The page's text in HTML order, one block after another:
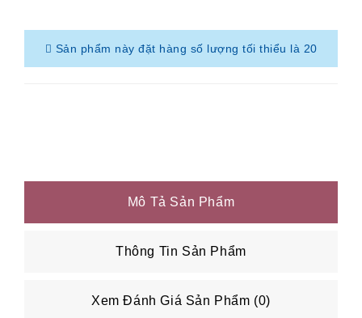
Sản phẩm này đặt hàng số lượng tối thiểu là 20
Mô Tả Sản Phẩm
Thông Tin Sản Phẩm
Xem Đánh Giá Sản Phẩm (0)